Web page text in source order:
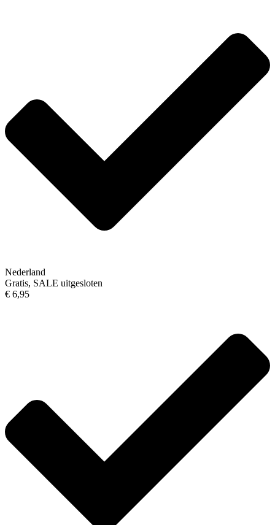
Nederland
Gratis, SALE uitgesloten
€ 6,95